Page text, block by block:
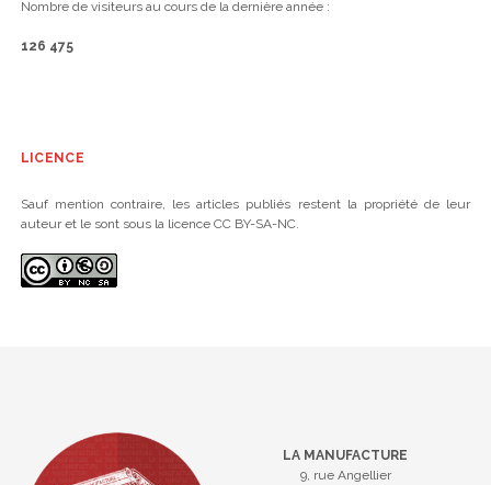
Nombre de visiteurs au cours de la dernière année :
126 475
LICENCE
Sauf mention contraire, les articles publiés restent la propriété de leur
auteur et le sont sous la licence CC BY-SA-NC.
LA MANUFACTURE
9, rue Angellier